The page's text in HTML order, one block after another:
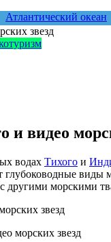
Атлантический океан
звезд
и видео
водах Тихого и
виды
с другими морскими
морских звезд